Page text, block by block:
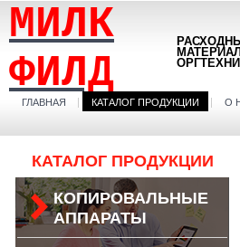
МИЛК
ФИЛД
ГЛАВНАЯ КАТАЛОГ ПРОДУКЦИИ О
КАТАЛОГ ПРОДУКЦИИ
КОПИРОВАЛЬНЫЕ
АППАРАТЫ